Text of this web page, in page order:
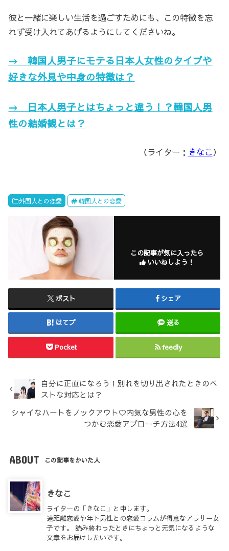
彼と一緒に楽しい生活を過ごすためにも、この特徴を忘
れず受け入れてあげるようにしてくださいね。
→ 韓国人男子にモテる日本人女性のタイプや
好きな外見や中身の特徴は？
→ 日本人男子とはちょっと違う！？韓国人男
性の結婚観とは？
（ライター： きなこ）
外国人との恋愛 韓国人との恋愛
この記事が気に入ったら
いいねしよう！
ポスト シェア
はてブ 送る
Pocket feedly
自分に正直になろう！別れを切り出されたときのベ
ストな対応とは？
シャイなハートをノックアウト♡内気な男性の心を
つかむ恋愛アプローチ方法4選
ABOUT この記事をかいた人
きなこ
ライターの「きなこ」と申します。
遠距離恋愛や年下男性との恋愛コラムが得意なアラサー女
子です。 読み終わったときにちょっと元気になるような
文章をお届けしたいです。